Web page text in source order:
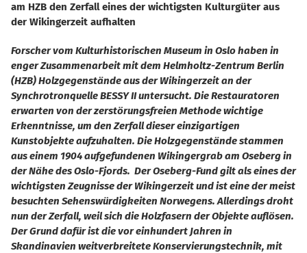
am HZB den Zerfall eines der wichtigsten Kulturgüter aus
der Wikingerzeit aufhalten
Forscher vom Kulturhistorischen Museum in Oslo haben in
enger Zusammenarbeit mit dem Helmholtz-Zentrum Berlin
(HZB) Holzgegenstände aus der Wikingerzeit an der
Synchrotronquelle BESSY II untersucht. Die Restauratoren
erwarten von der zerstörungsfreien Methode wichtige
Erkenntnisse, um den Zerfall dieser einzigartigen
Kunstobjekte aufzuhalten. Die Holzgegenstände stammen
aus einem 1904 aufgefundenen Wikingergrab am Oseberg in
der Nähe des Oslo-Fjords. Der Oseberg-Fund gilt als eines der
wichtigsten Zeugnisse der Wikingerzeit und ist eine der meist
besuchten Sehenswürdigkeiten Norwegens. Allerdings droht
nun der Zerfall, weil sich die Holzfasern der Objekte auflösen.
Der Grund dafür ist die vor einhundert Jahren in
Skandinavien weitverbreitete Konservierungstechnik, mit